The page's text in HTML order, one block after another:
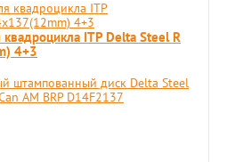
ITP Delta Steel R
4+3
штампованный диск Delta Steel
AM BRP D14F2137